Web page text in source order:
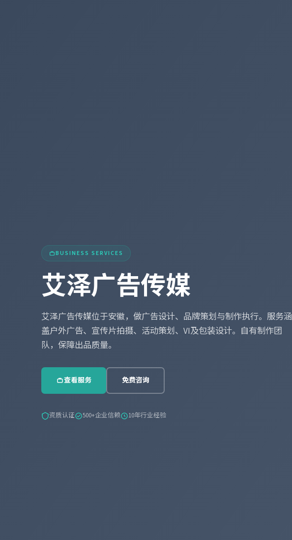
BUSINESS SERVICES
艾泽广告传媒
艾泽广告传媒位于安徽，做广告设计、品牌策划与制作执行。服务涵
盖户外广告、宣传片拍摄、活动策划、VI及包装设计。自有制作团
队，保障出品质量。
查看服务 免费咨询
资质认证 500+企业信赖 10年行业经验